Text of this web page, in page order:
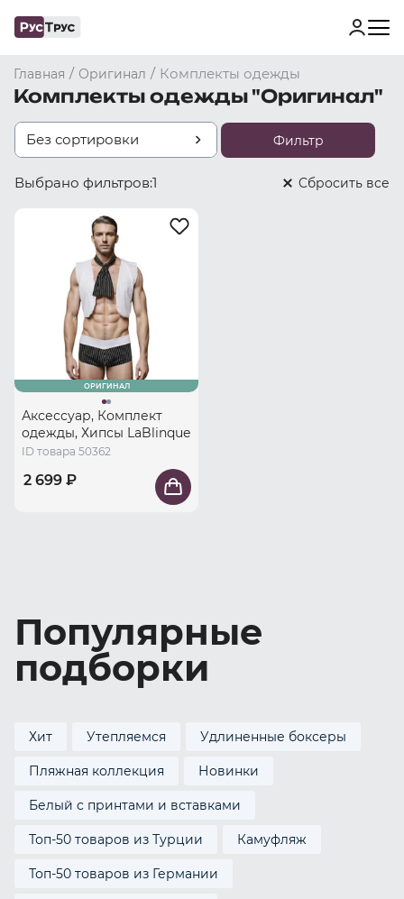
Главная / Оригинал / Комплекты одежды
Комплекты одежды "Оригинал"
Без сортировки Фильтр
Выбрано фильтров:1 Cбросить все
ОРИГИНАЛ
Аксессуар, Комплект
одежды, Хипсы LaBlinque
ID товара 50362
2 699 ₽
Популярные
подборки
Хит Утепляемся Удлиненные боксеры
Пляжная коллекция Новинки
Белый с принтами и вставками
Топ-50 товаров из Турции Камуфляж
Топ-50 товаров из Германии